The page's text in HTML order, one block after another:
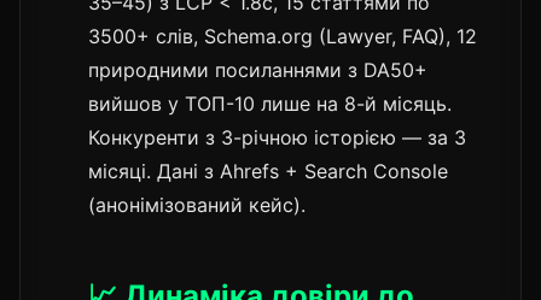
3500+ слів, Schema.org (Lawyer, FAQ), 12
природними посиланнями з DA50+
вийшов у ТОП-10 лише на 8-й місяць.
Конкуренти з 3-річною історією — за 3
місяці. Дані з Ahrefs + Search Console
(анонімізований кейс).